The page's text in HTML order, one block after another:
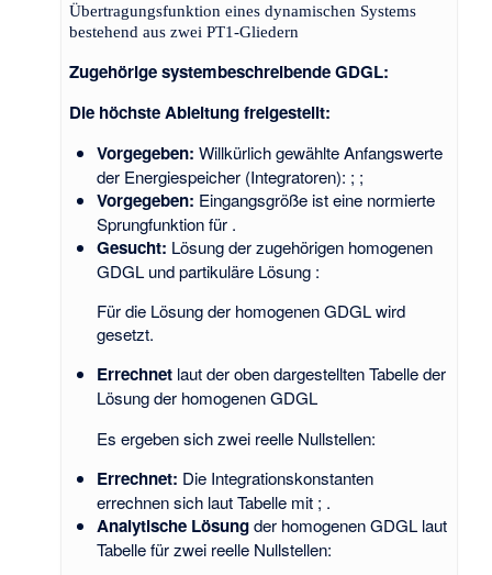
Übertragungsfunktion eines dynamischen Systems
bestehend aus zwei PT1-Gliedern
Zugehörige systembeschreibende GDGL:
Die höchste Ableitung freigestellt:
Vorgegeben: Willkürlich gewählte Anfangswerte
der Energiespeicher (Integratoren): ; ;
Vorgegeben: Eingangsgröße ist eine normierte
Sprungfunktion für .
Gesucht: Lösung der zugehörigen homogenen
GDGL und partikuläre Lösung :
Für die Lösung der homogenen GDGL wird
gesetzt.
Errechnetlaut der oben dargestellten Tabelle der
Lösung der homogenen GDGL
Es ergeben sich zwei reelle Nullstellen:
Errechnet: Die Integrationskonstanten
errechnen sich laut Tabelle mit ; .
Analytische Lösungder homogenen GDGL laut
Tabelle für zwei reelle Nullstellen: